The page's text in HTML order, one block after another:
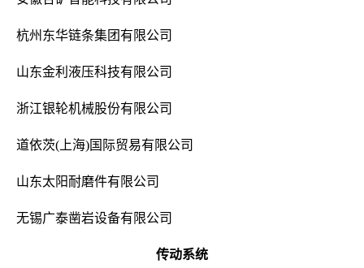
杭州东华链条集团有限公司
山东金利液压科技有限公司
浙江银轮机械股份有限公司
道依茨(上海)国际贸易有限公司
山东太阳耐磨件有限公司
无锡广泰凿岩设备有限公司
传动系统